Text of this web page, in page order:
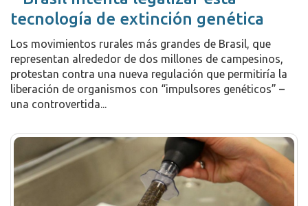
tecnología de extinción genética
Los movimientos rurales más grandes de Brasil, que
representan alrededor de dos millones de campesinos,
protestan contra una nueva regulación que permitiría la
liberación de organismos con “impulsores genéticos” –
una controvertida...